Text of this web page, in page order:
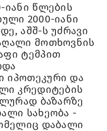
იანი წლების
2000-იანი
აშშ-ს უძრავი
მოთხოვნის
ტემპით
იპოთეკური და
კრედიტების
ბაზარზე
სახეობა -
დაბალი